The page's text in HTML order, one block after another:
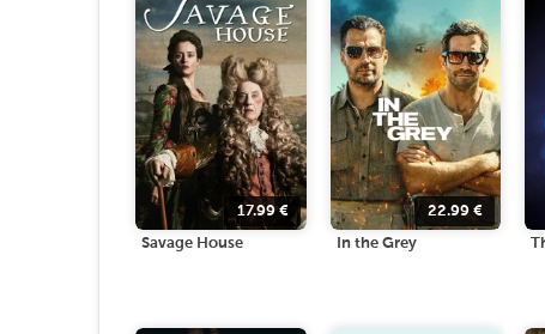
17.99€
Savage House
22.99 €
In the Grey